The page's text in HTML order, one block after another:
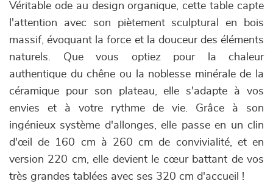
Véritable ode au design organique, cette table capte
l'attention avec son piètement sculptural en bois
massif, évoquant la force et la douceur des éléments
naturels. Que vous optiez pour la chaleur
authentique du chêne ou la noblesse minérale de la
céramique pour son plateau, elle s'adapte à vos
envies et à votre rythme de vie. Grâce à son
ingénieux système d'allonges, elle passe en un clin
d'œil de 160 cm à 260 cm de convivialité, et en
version 220 cm, elle devient le cœur battant de vos
très grandes tablées avec ses 320 cm d'accueil !